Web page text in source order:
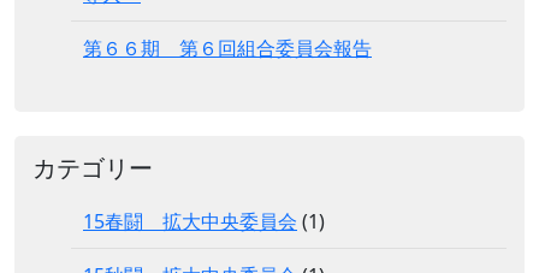
第６６期 第６回組合委員会報告
カテゴリー
15春闘 拡大中央委員会 (1)